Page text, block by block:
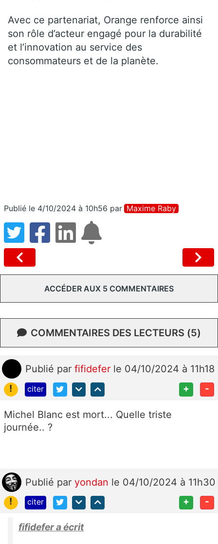
Avec ce partenariat, Orange renforce ainsi
son rôle d’acteur engagé pour la durabilité
et l’innovation au service des
consommateurs et de la planète.
Publié le 4/10/2024 à 10h56 par Maxime Raby
ACCÉDER AUX 5 COMMENTAIRES
COMMENTAIRES DES LECTEURS (5)
Publié par fifidefer le 04/10/2024 à 11h18
!
citer + -
Michel Blanc est mort... Quelle triste
journée.. ?
Publié par yondan le 04/10/2024 à 11h30
!
citer + -
fifidefer a écrit